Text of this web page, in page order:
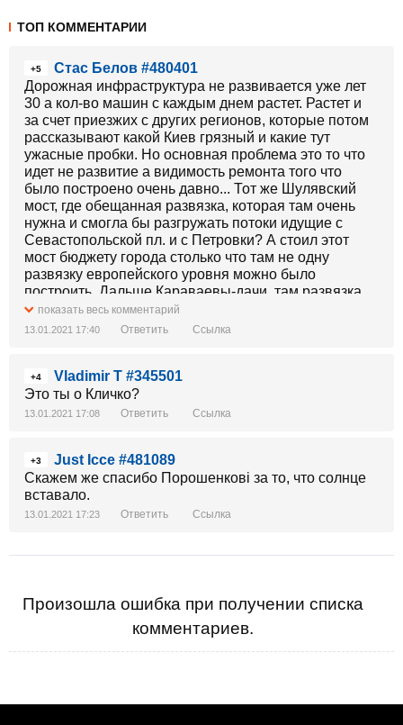
ТОП КОММЕНТАРИИ
+5
Стас Белов #480401
Дорожная инфраструктура не развивается уже лет
30 а кол-во машин с каждым днем растет. Растет и
за счет приезжих с других регионов, которые потом
рассказывают какой Киев грязный и какие тут
ужасные пробки. Но основная проблема это то что
идет не развитие а видимость ремонта того что
было построено очень давно... Тот же Шулявский
мост, где обещанная развязка, которая там очень
нужна и смогла бы разгружать потоки идущие с
Севастопольской пл. и с Петровки? А стоил этот
мост бюджету города столько что там не одну
развязку европейского уровня можно было
построить. Дальше Караваевы-дачи, там развязка
уже лет 20 напрашивается, видимо не выгодно это
делать и будет стоить еще дороже чем Шулявский
показать весь комментарий
13.01.2021 17:40 Ответить Ссылка
+4
Vladimir T #345501
Это ты о Кличко?
13.01.2021 17:08 Ответить Ссылка
+3
Just Icce #481089
Скажем же спасибо Порошенкові за то, что солнце
вставало.
13.01.2021 17:23 Ответить Ссылка
Произошла ошибка при получении списка
комментариев.